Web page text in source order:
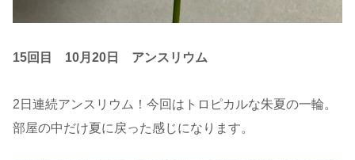
15回目 10月20日 アンスリウム
2日連続アンスリウム！今回はトロピカルな朱夏の一輪。
部屋の中だけ夏に戻った感じになります。